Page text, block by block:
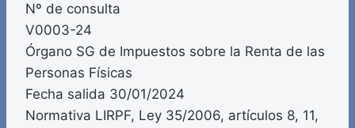
Nº de consulta
V0003-24
Órgano SG de Impuestos sobre la Renta de las
Personas Físicas
Fecha salida 30/01/2024
Normativa LIRPF, Ley 35/2006, artículos 8, 11,